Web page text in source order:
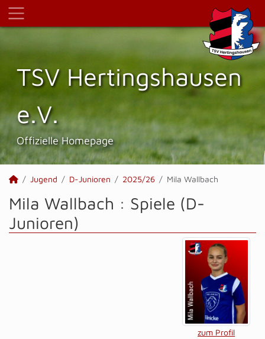
TSV Hertings­hausen
e.V.
Offizielle Homepage
Jugend D-Junioren 2025/26 Mila Wallbach
Mila Wallbach : Spiele (D-
Junioren)
zum Profil